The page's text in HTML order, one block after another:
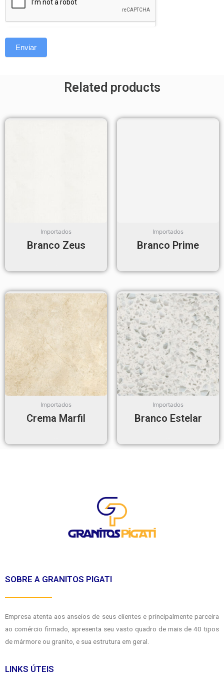
Enviar
Related products
Importados
Branco Zeus
Importados
Branco Prime
Importados
Crema Marfil
Importados
Branco Estelar
SOBRE A GRANITOS PIGATI
Empresa atenta aos anseios de seus clientes e principalmente parceira
ao comércio firmado, apresenta seu vasto quadro de mais de 40 tipos
de mármore ou granito, e sua estrutura em geral.
LINKS ÚTEIS